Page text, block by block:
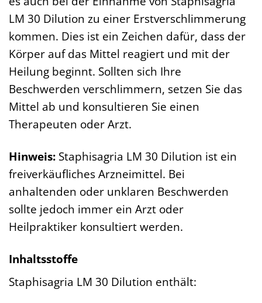
LM 30 Dilution zu einer Erstverschlimmerung
kommen. Dies ist ein Zeichen dafür, dass der
Körper auf das Mittel reagiert und mit der
Heilung beginnt. Sollten sich Ihre
Beschwerden verschlimmern, setzen Sie das
Mittel ab und konsultieren Sie einen
Therapeuten oder Arzt.
Hinweis: Staphisagria LM 30 Dilution ist ein
freiverkäufliches Arzneimittel. Bei
anhaltenden oder unklaren Beschwerden
sollte jedoch immer ein Arzt oder
Heilpraktiker konsultiert werden.
Inhaltsstoffe
Staphisagria LM 30 Dilution enthält: